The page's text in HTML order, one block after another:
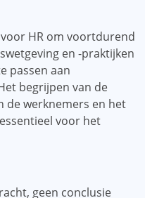
HR om voortdurend
en -praktijken
passen aan
begrijpen van de
de werknemers en het
voor het
geen conclusie